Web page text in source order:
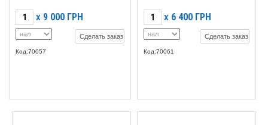
X 9 000 ГРН
Сделать заказ
Код:70057
X 6 400 ГРН
Сделать заказ
Код:70061